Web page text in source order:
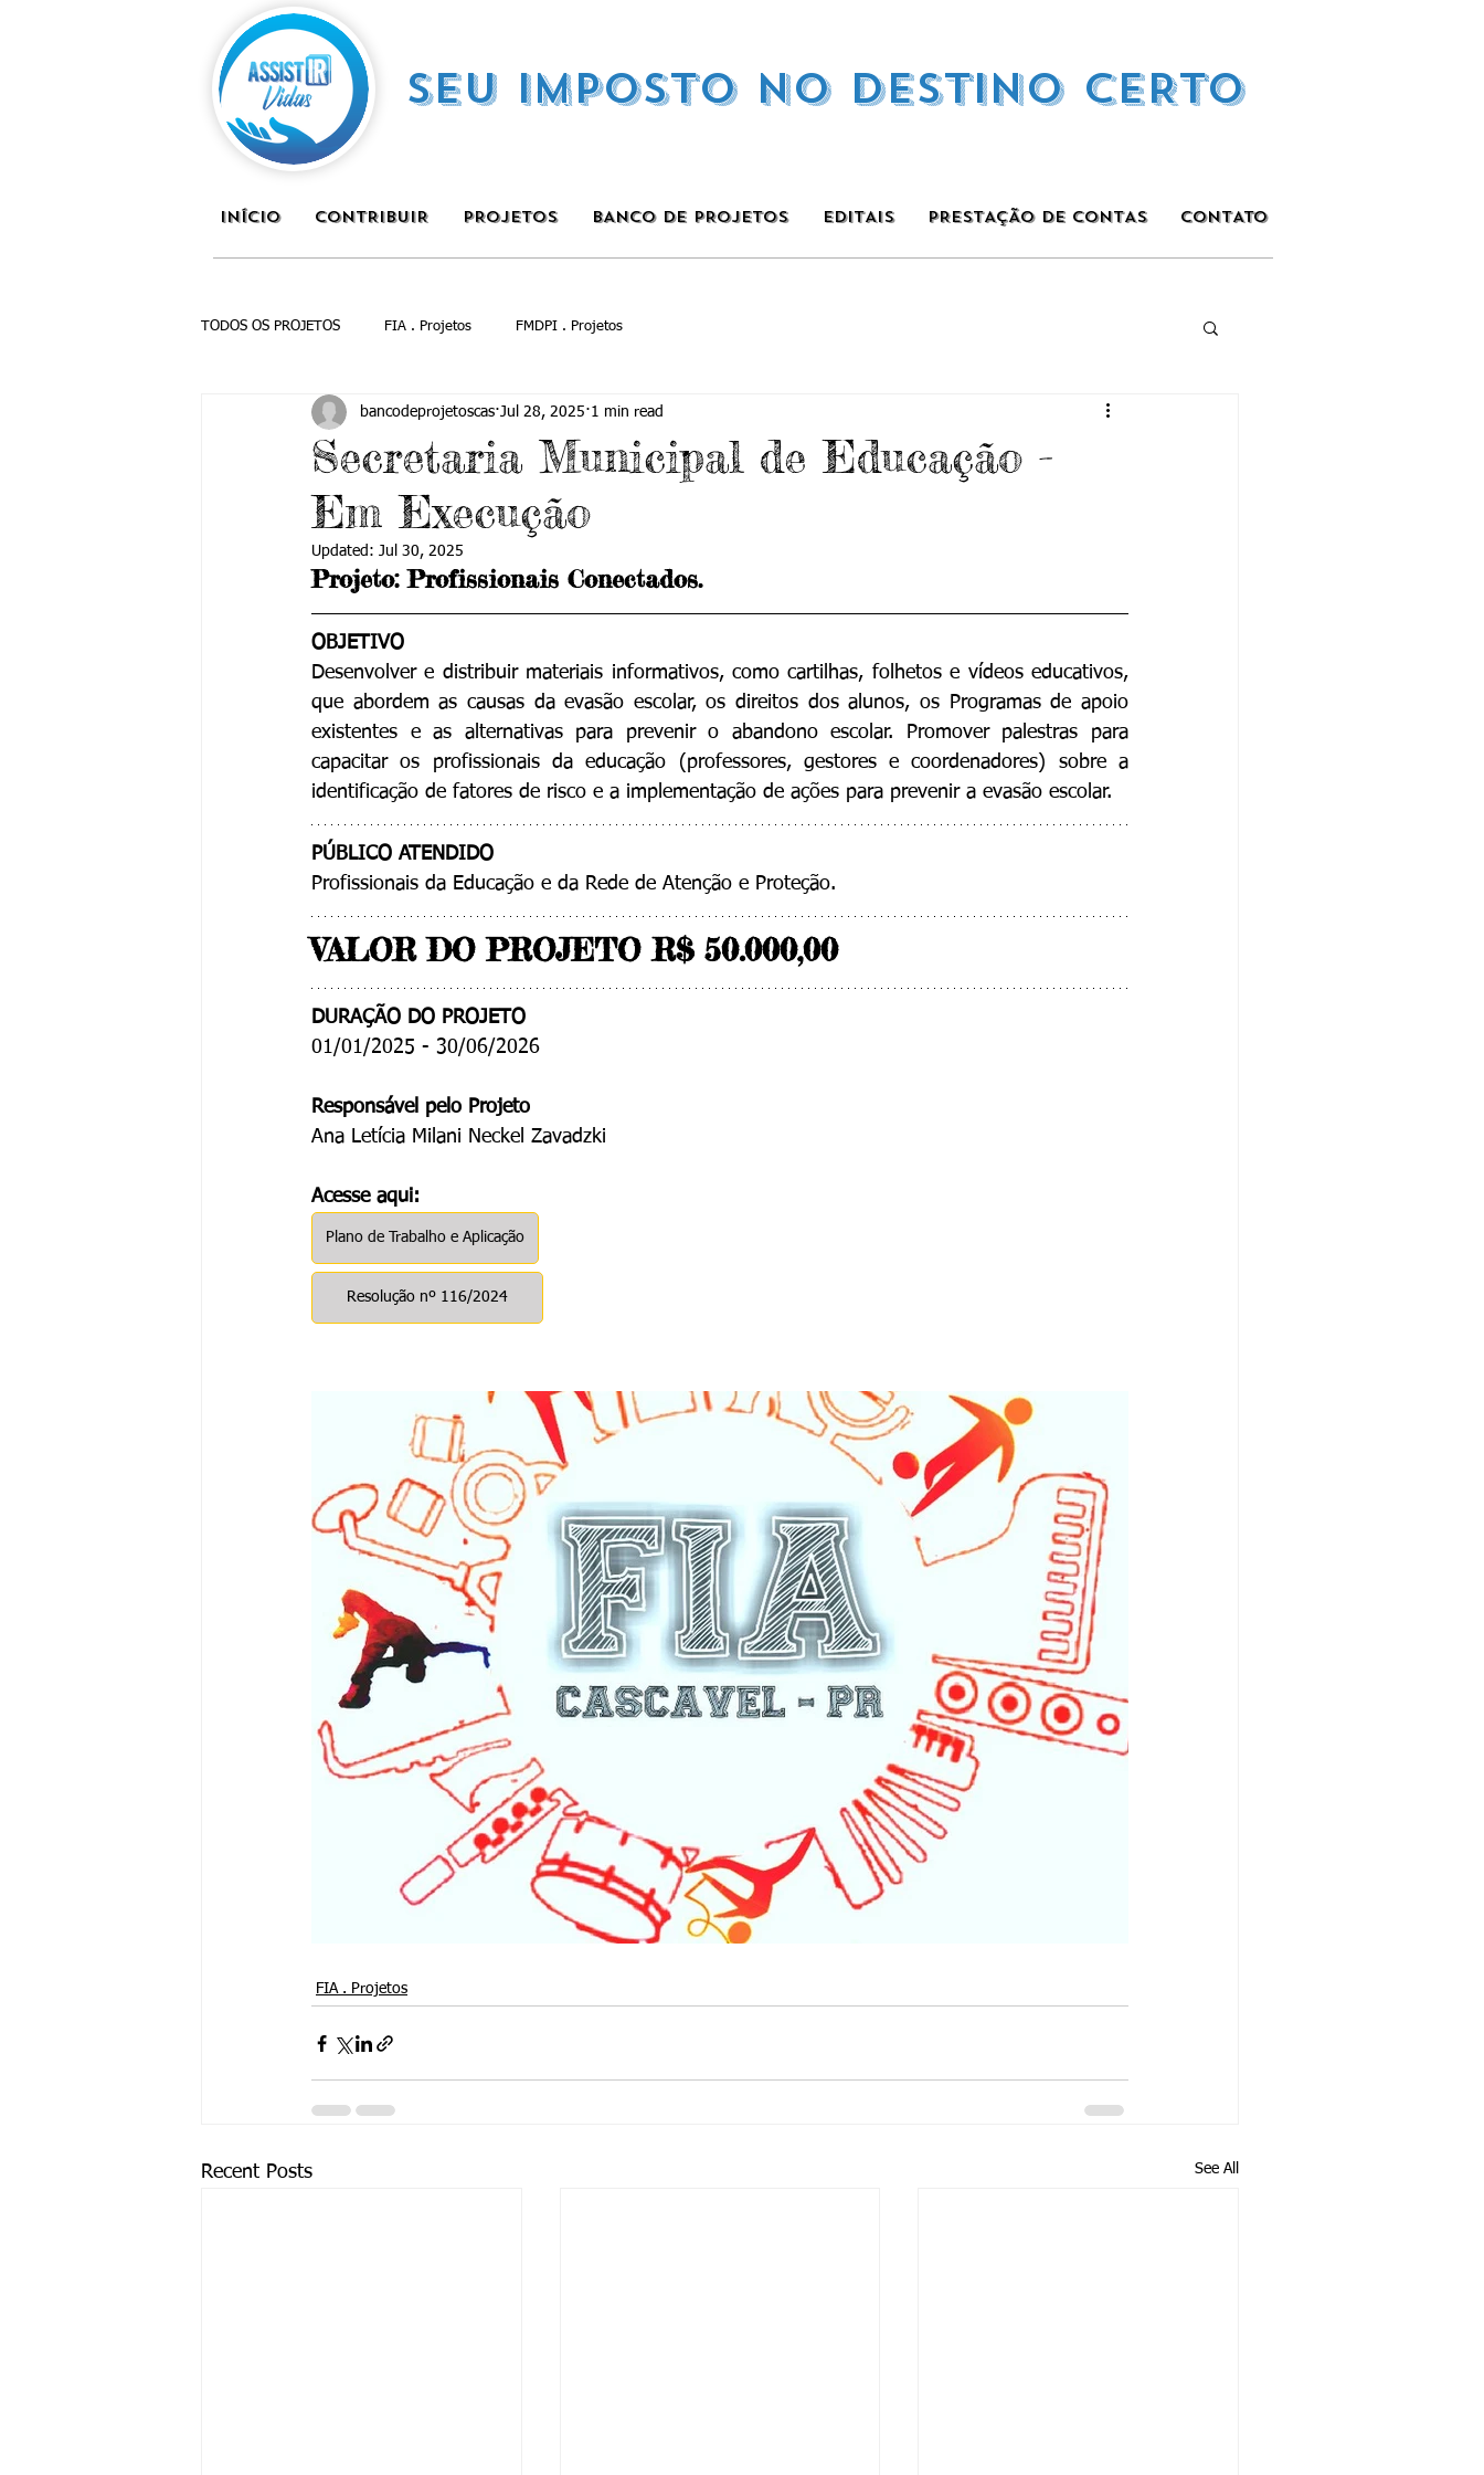
SEU IMPOSTO NO DESTINO CERTO
INÍCIO CONTRIBUIR PROJETOS BANCO DE PROJETOS EDITAIS PRESTAÇÃO DE CONTAS CONTATO
TODOS OS PROJETOS FIA . Projetos FMDPI . Projetos
Secretaria Municipal de Educação -
Em Execução
bancodeprojetoscas Jul 28, 2025 1 min read
Updated: Jul 30, 2025
Projeto: Profissionais Conectados.
OBJETIVO
Desenvolver e distribuir materiais informativos, como cartilhas, folhetos e vídeos educativos,
que abordem as causas da evasão escolar, os direitos dos alunos, os Programas de apoio
existentes e as alternativas para prevenir o abandono escolar. Promover palestras para
capacitar os profissionais da educação (professores, gestores e coordenadores) sobre a
identificação de fatores de risco e a implementação de ações para prevenir a evasão escolar.
PÚBLICO ATENDIDO
Profissionais da Educação e da Rede de Atenção e Proteção.
VALOR DO PROJETO R$ 50.000,00
DURAÇÃO DO PROJETO
01/01/2025 - 30/06/2026
Responsável pelo Projeto
Ana Letícia Milani Neckel Zavadzki
Acesse aqui:
Plano de Trabalho e Aplicação
Resolução nº 116/2024
FIA . Projetos
Recent Posts See All